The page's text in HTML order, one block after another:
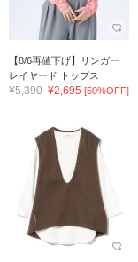
【8/6再値下げ】リンガー
レイヤード トップス
¥5,390 ¥2,695 [50%OFF]